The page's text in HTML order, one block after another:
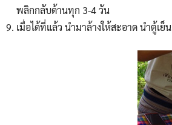
พลิกกลับด้านทุก 3-4 วัน
เมื่อได้ที่แล้ว นำมาล้างให้สะอาด นำตู้เย็น